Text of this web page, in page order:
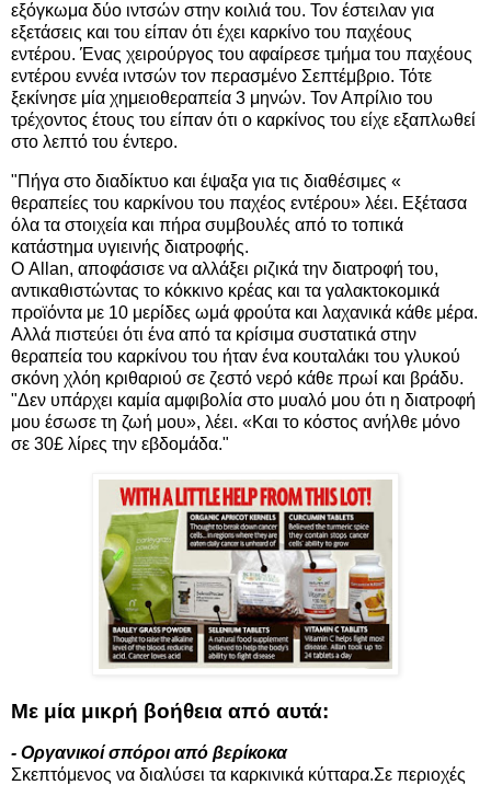
εξόγκωμα δύο ιντσών στην κοιλιά του. Τον έστειλαν για
εξετάσεις και του είπαν ότι έχει καρκίνο του παχέους
εντέρου. Ένας χειρούργος του αφαίρεσε τμήμα του παχέους
εντέρου εννέα ιντσών τον περασμένο Σεπτέμβριο. Τότε
ξεκίνησε μία χημειοθεραπεία 3 μηνών. Τον Απρίλιο του
τρέχοντος έτους του είπαν ότι ο καρκίνος του είχε εξαπλωθεί
στο λεπτό του έντερο.
"Πήγα στο διαδίκτυο και έψαξα για τις διαθέσιμες «
θεραπείες του καρκίνου του παχέος εντέρου» λέει. Εξέτασα
όλα τα στοιχεία και πήρα συμβουλές από το τοπικά
κατάστημα υγιεινής διατροφής.
Ο Allan, αποφάσισε να αλλάξει ριζικά την διατροφή του,
αντικαθιστώντας το κόκκινο κρέας και τα γαλακτοκομικά
προϊόντα με 10 μερίδες ωμά φρούτα και λαχανικά κάθε μέρα.
Αλλά πιστεύει ότι ένα από τα κρίσιμα συστατικά στην
θεραπεία του καρκίνου του ήταν ένα κουταλάκι του γλυκού
σκόνη χλόη κριθαριού σε ζεστό νερό κάθε πρωί και βράδυ.
"Δεν υπάρχει καμία αμφιβολία στο μυαλό μου ότι η διατροφή
μου έσωσε τη ζωή μου», λέει. «Και το κόστος ανήλθε μόνο
σε 30£ λίρες την εβδομάδα."
Με μία μικρή βοήθεια από αυτά:
- Οργανικοί σπόροι από βερίκοκα
Σκεπτόμενος να διαλύσει τα καρκινικά κύτταρα.Σε περιοχές